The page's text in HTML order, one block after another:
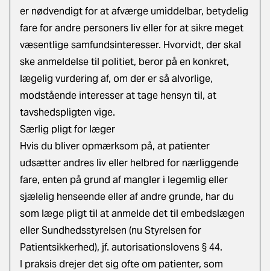
er nødvendigt for at afværge umiddelbar, betydelig
fare for andre personers liv eller for at sikre meget
væsentlige samfundsinteresser. Hvorvidt, der skal
ske anmeldelse til politiet, beror på en konkret,
lægelig vurdering af, om der er så alvorlige,
modstående interesser at tage hensyn til, at
tavshedspligten vige.
Særlig pligt for læger
Hvis du bliver opmærksom på, at patienter
udsætter andres liv eller helbred for nærliggende
fare, enten på grund af mangler i legemlig eller
sjælelig henseende eller af andre grunde, har du
som læge pligt til at anmelde det til embedslægen
eller Sundhedsstyrelsen (nu Styrelsen for
Patientsikkerhed), jf. autorisationslovens § 44.
I praksis drejer det sig ofte om patienter, som